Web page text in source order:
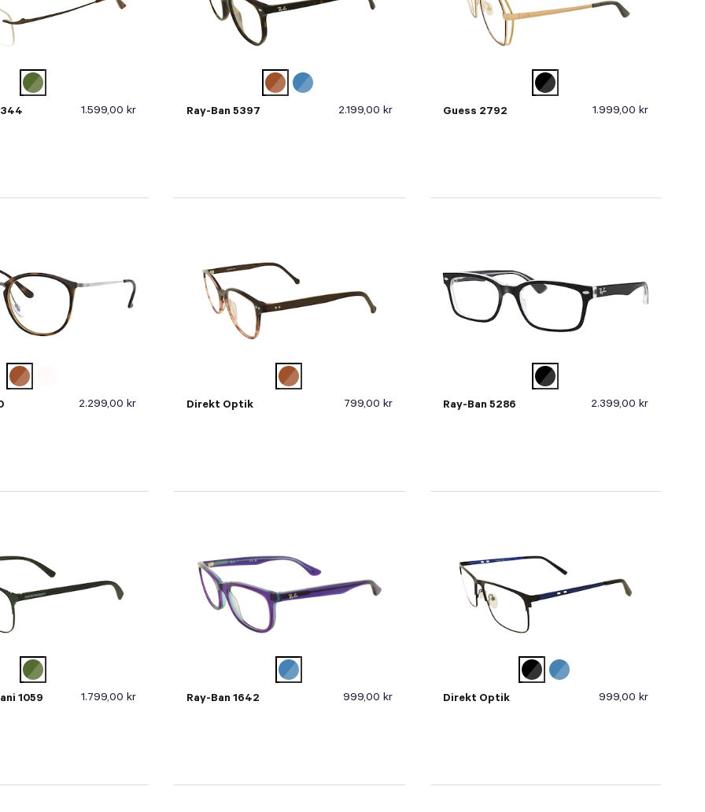
1.599,00 kr Ray-Ban 5397 2.199,00 kr Guess 2792 1.999,00 kr
2.299,00 kr Direkt Optik 799,00 kr Ray-Ban 5286 2.399,00 kr
1059 1.799,00 kr Ray-Ban 1642 999,00 kr Direkt Optik 999,00 kr